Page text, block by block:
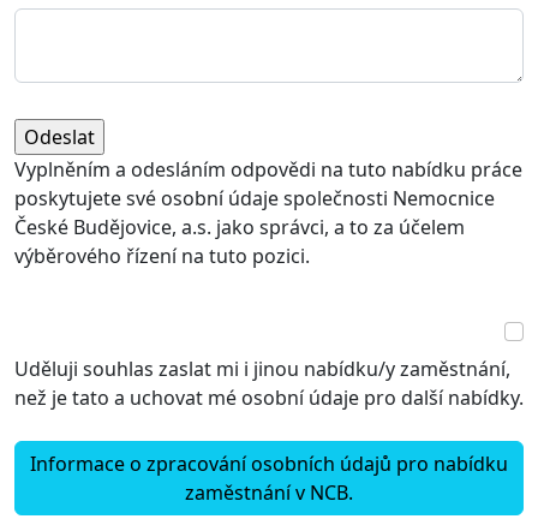
Vyplněním a odesláním odpovědi na tuto nabídku práce
poskytujete své osobní údaje společnosti Nemocnice
České Budějovice, a.s. jako správci, a to za účelem
výběrového řízení na tuto pozici.
Uděluji souhlas zaslat mi i jinou nabídku/y zaměstnání,
než je tato a uchovat mé osobní údaje pro další nabídky.
Informace o zpracování osobních údajů pro nabídku
zaměstnání v NCB.